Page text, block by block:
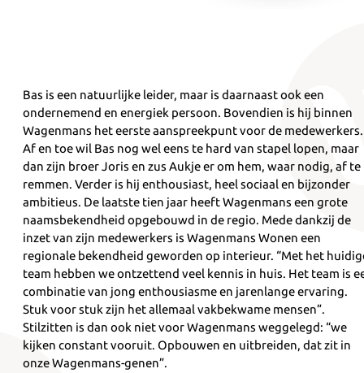
Bas is een natuurlijke leider, maar is daarnaast ook een
ondernemend en energiek persoon. Bovendien is hij binnen
Wagenmans het eerste aanspreekpunt voor de medewerkers.
Af en toe wil Bas nog wel eens te hard van stapel lopen, maar
dan zijn broer Joris en zus Aukje er om hem, waar nodig, af te
remmen. Verder is hij enthousiast, heel sociaal en bijzonder
ambitieus. De laatste tien jaar heeft Wagenmans een grote
naamsbekendheid opgebouwd in de regio. Mede dankzij de
inzet van zijn medewerkers is Wagenmans Wonen een
regionale bekendheid geworden op interieur. “Met het
team hebben we ontzettend veel kennis in huis. Het team is
combinatie van jong enthousiasme en jarenlange ervaring.
Stuk voor stuk zijn het allemaal vakbekwame mensen”.
Stilzitten is dan ook niet voor Wagenmans weggelegd: “we
kijken constant vooruit. Opbouwen en uitbreiden, dat zit in
onze Wagenmans-genen”.